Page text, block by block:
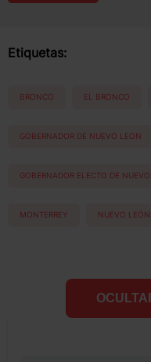
Etiquetas:
BRONCO EL BRONCO
GOBERNADOR DE NUEVO LEON
GOBERNADOR ELECTO DE
MONTERREY NUEVO LEÓN